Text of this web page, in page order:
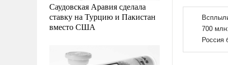
Саудовская Аравия сделала
ставку на Турцию и Пакистан
вместо США